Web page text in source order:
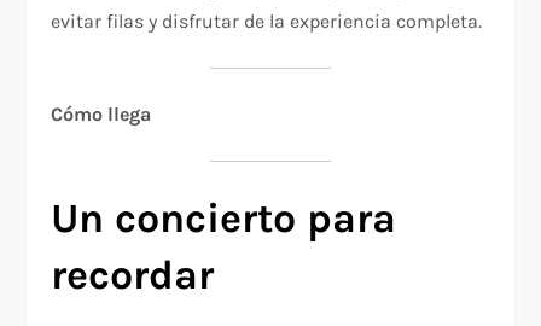
evitar filas y disfrutar de la experiencia completa.
Cómo llega
Un concierto para
recordar